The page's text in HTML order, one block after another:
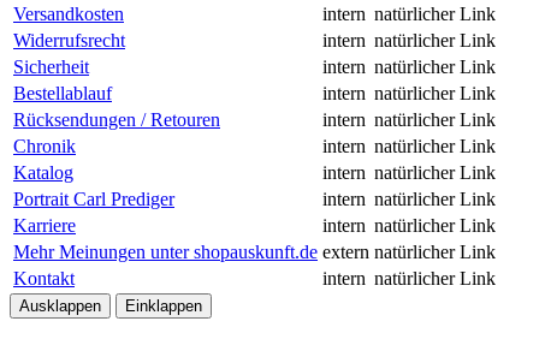
Versandkosten
intern natürlicher Link
Widerrufsrecht
intern natürlicher Link
Sicherheit
intern natürlicher Link
Bestellablauf
intern natürlicher Link
Rücksendungen / Retouren
intern natürlicher Link
Chronik
intern natürlicher Link
Katalog
intern natürlicher Link
Portrait Carl Prediger
intern natürlicher Link
Karriere
intern natürlicher Link
Mehr Meinungen unter shopauskunft.de extern natürlicher Link
Kontakt
intern natürlicher Link
Ausklappen Einklappen